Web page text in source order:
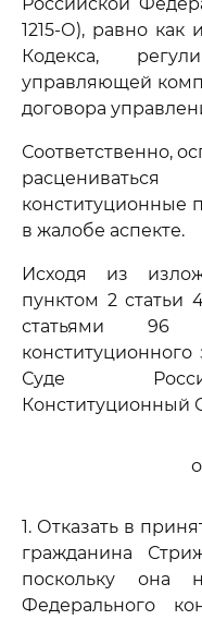
1215-О), равно как и
Кодекса,
управляющей
договора
Соответственно,
конституционные
в жалобе аспекте.
Исходя из
пунктом 2 статьи
статьями 96
Суде
Конституционный
1. Отказать в
гражданина
поскольку она
Федерального